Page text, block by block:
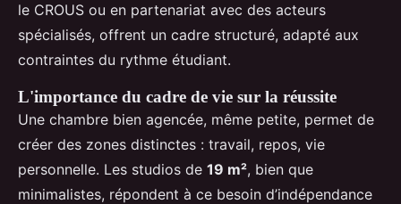
le CROUS ou en partenariat avec des acteurs
spécialisés, offrent un cadre structuré, adapté aux
contraintes du rythme étudiant.
L'importance du cadre de vie sur la réussite
Une chambre bien agencée, même petite, permet de
créer des zones distinctes : travail, repos, vie
personnelle. Les studios de 19 m², bien que
minimalistes, répondent à ce besoin d’indépendance